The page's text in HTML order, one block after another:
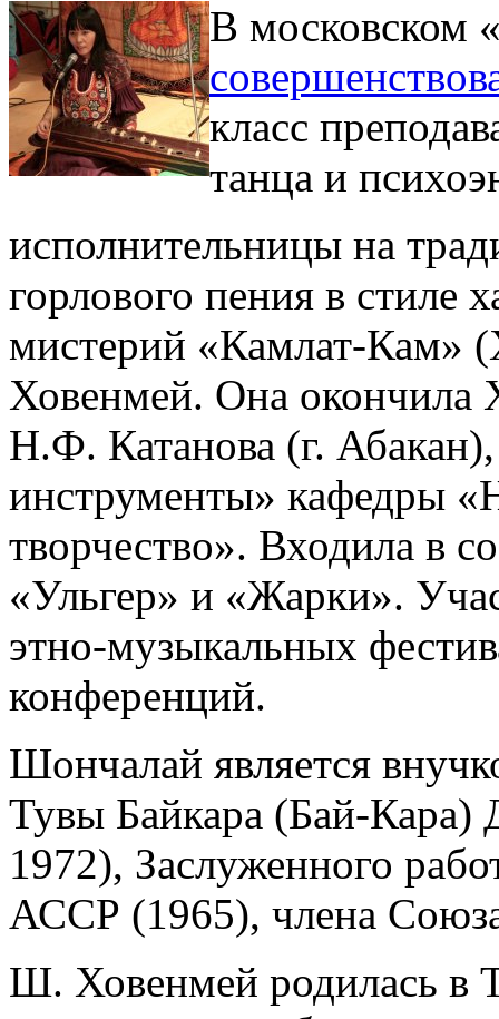
В московском
класс
танца и
исполнительницы на
горлового пения в стиле
мистерий «Камлат-Кам»
Ховенмей. Она окончила
Н.Ф. Катанова (г.
инструменты» кафедры
творчество». Входила в
«Ульгер» и «Жарки».
этно-музыкальных
конференций.
Шончалай является
Тувы Байкара (Бай-Кара)
1972), Заслуженного
АССР (1965), члена
Ш. Ховенмей родилась в